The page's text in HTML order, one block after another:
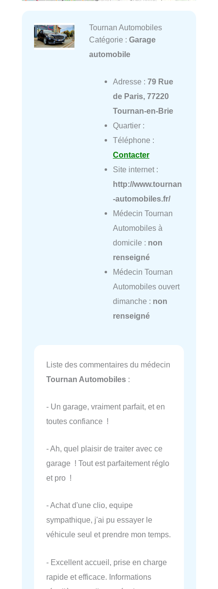
Tournan Automobiles
Catégorie : Garage
automobile
Adresse : 79 Rue
de Paris, 77220
Tournan-en-Brie
Quartier :
Téléphone :
Contacter
Site internet :
http://www.tournan
-automobiles.fr/
Médecin Tournan
Automobiles à
domicile : non
renseigné
Médecin Tournan
Automobiles ouvert
dimanche : non
renseigné
Liste des commentaires du médecin
Tournan Automobiles :
- Un garage, vraiment parfait, et en
toutes confiance !
- Ah, quel plaisir de traiter avec ce
garage ! Tout est parfaitement réglo
et pro !
- Achat d'une clio, equipe
sympathique, j'ai pu essayer le
véhicule seul et prendre mon temps.
- Excellent accueil, prise en charge
rapide et efficace. Informations